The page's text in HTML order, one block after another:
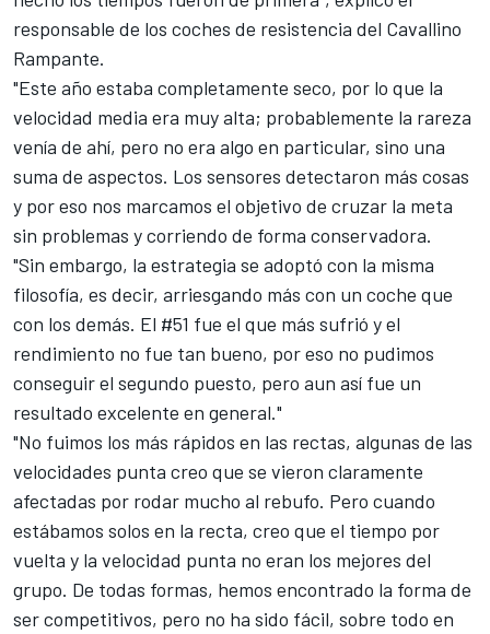
responsable de los coches de resistencia del Cavallino
Rampante.
"Este año estaba completamente seco, por lo que la
velocidad media era muy alta; probablemente la rareza
venía de ahí, pero no era algo en particular, sino una
suma de aspectos. Los sensores detectaron más cosas
y por eso nos marcamos el objetivo de cruzar la meta
sin problemas y corriendo de forma conservadora.
"Sin embargo, la estrategia se adoptó con la misma
filosofía, es decir, arriesgando más con un coche que
con los demás. El #51 fue el que más sufrió y el
rendimiento no fue tan bueno, por eso no pudimos
conseguir el segundo puesto, pero aun así fue un
resultado excelente en general."
"No fuimos los más rápidos en las rectas, algunas de las
velocidades punta creo que se vieron claramente
afectadas por rodar mucho al rebufo. Pero cuando
estábamos solos en la recta, creo que el tiempo por
vuelta y la velocidad punta no eran los mejores del
grupo. De todas formas, hemos encontrado la forma de
ser competitivos, pero no ha sido fácil, sobre todo en